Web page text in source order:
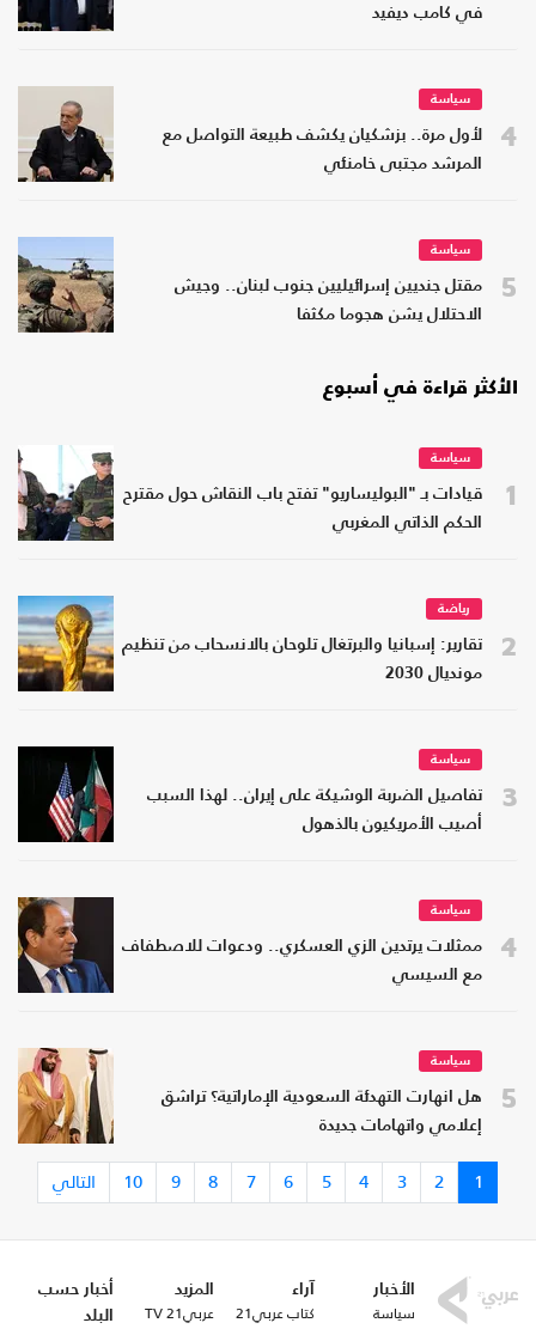
في كامب ديفيد
4
سياسة
لأول مرة.. بزشكيان يكشف طبيعة التواصل مع
المرشد مجتبى خامنئي
5
سياسة
مقتل جنديين إسرائيليين جنوب لبنان.. وجيش
الاحتلال يشن هجوما مكثفا
الأكثر قراءة في أسبوع
1
سياسة
قيادات بـ "البوليساريو" تفتح باب النقاش حول مقترح
الحكم الذاتي المغربي
2
رياضة
تقارير: إسبانيا والبرتغال تلوحان بالانسحاب من تنظيم
مونديال 2030
3
سياسة
تفاصيل الضربة الوشيكة على إيران.. لهذا السبب
أصيب الأمريكيون بالذهول
4
سياسة
ممثلات يرتدين الزي العسكري.. ودعوات للاصطفاف
مع السيسي
5
سياسة
هل انهارت التهدئة السعودية الإماراتية؟ تراشق
إعلامي واتهامات جديدة
1
2
3
4
5
6
7
8
9
10 التالي
الأخبار
سياسة
آراء
كتاب عربي21
المزيد
عربي21 TV
أخبار حسب
البلد